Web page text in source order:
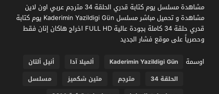
مشاهدة مسلسل يوم كتابة قدري الحلقة 34 مترجم عربي اون لاين
مشاهدة و تحميل مباشر مسلسل Kaderimin Yazildigi Gün يوم كتابة
قدري حلقة 34 كاملة بجودة عالية FULL HD اخراج هاكان إنان فقط
وحصرياً على موقع فشار الجديد
اوسمة
Kaderimin Yazildigi Gün ألميلا آدا
أنيل ألتان
الحلقة 34
مترجم متين شكميز
مسلسل